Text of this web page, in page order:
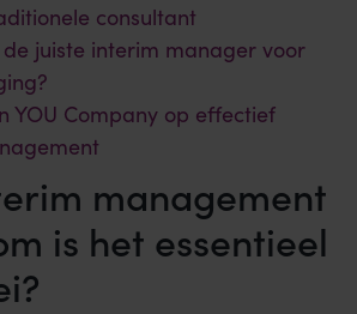
consultant
de juiste interim manager voor
YOU Company op effectief
management
is het essentieel